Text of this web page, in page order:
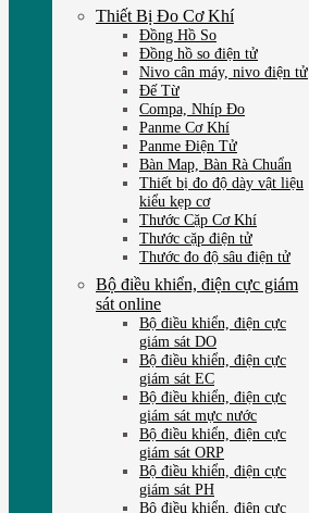
Thiết Bị Đo Cơ Khí
Đồng Hồ So
Đồng hồ so điện tử
Nivo cân máy, nivo điện tử
Đế Từ
Compa, Nhíp Đo
Panme Cơ Khí
Panme Điện Tử
Bàn Map, Bàn Rà Chuẩn
Thiết bị đo độ dày vật liệu
kiểu kẹp cơ
Thước Cặp Cơ Khí
Thước cặp điện tử
Thước đo độ sâu điện tử
Bộ điều khiển, điện cực giám
sát online
Bộ điều khiển, điện cực
giám sát DO
Bộ điều khiển, điện cực
giám sát EC
Bộ điều khiển, điện cực
giám sát mực nước
Bộ điều khiển, điện cực
giám sát ORP
Bộ điều khiển, điện cực
giám sát PH
Bộ điều khiển, điện cực